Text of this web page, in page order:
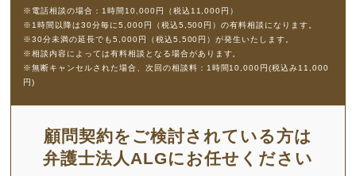
※電話相談の場合：1時間10,000円（税込11,000円）
※1時間以降は30分毎に5,000円（税込5,500円）の有料相談になります。
※30分未満の延長でも5,000円（税込5,500円）が発生いたします。
※相談内容によっては有料相談となる場合があります。
※無断キャンセルされた場合、次回の相談料：1時間10,000円(税込み11,000
円)
顧問契約をご検討されている方は
弁護士法人ALGにお任せください